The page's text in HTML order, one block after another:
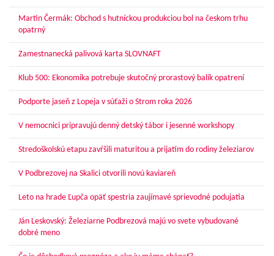
Martin Čermák: Obchod s hutníckou produkciou bol na českom trhu
opatrný
Zamestnanecká palivová karta SLOVNAFT
Klub 500: Ekonomika potrebuje skutočný prorastový balík opatrení
Podporte jaseň z Lopeja v súťaži o Strom roka 2026
V nemocnici pripravujú denný detský tábor i jesenné workshopy
Stredoškolskú etapu zavŕšili maturitou a prijatím do rodiny železiarov
V Podbrezovej na Skalici otvorili novú kaviareň
Leto na hrade Ľupča opäť spestria zaujímavé sprievodné podujatia
Ján Leskovský: Železiarne Podbrezová majú vo svete vybudované
dobré meno